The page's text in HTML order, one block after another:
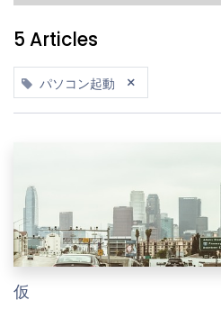
5 Articles
パソコン起動 ×
仮